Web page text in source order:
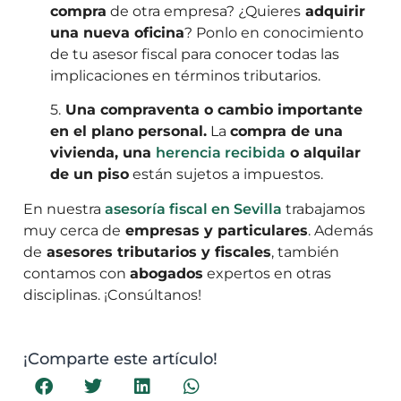
compra de otra empresa? ¿Quieres adquirir
una nueva oficina? Ponlo en conocimiento
de tu asesor fiscal para conocer todas las
implicaciones en términos tributarios.
5. Una compraventa o cambio importante
en el plano personal. La compra de una
vivienda, una herencia recibida o alquilar
de un piso están sujetos a impuestos.
En nuestra asesoría fiscal en Sevilla trabajamos
muy cerca de empresas y particulares. Además
de asesores tributarios y fiscales, también
contamos con abogados expertos en otras
disciplinas. ¡Consúltanos!
¡Comparte este artículo!